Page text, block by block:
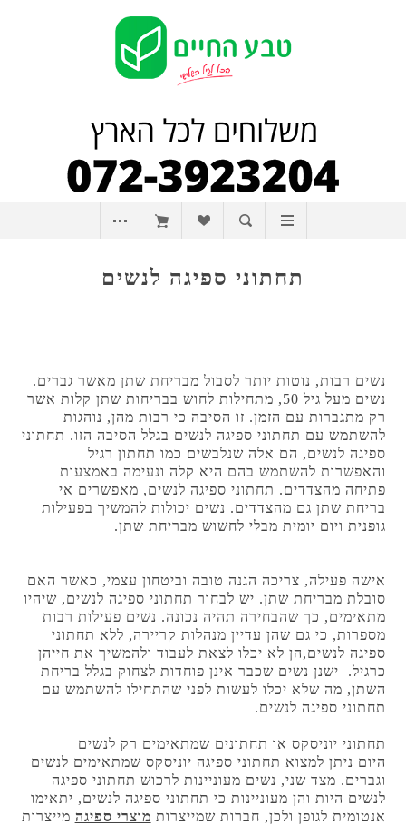
תחתוני ספיגה לנשים
נשים רבות, נוטות יותר לסבול מבריחת שתן מאשר גברים.
נשים מעל גיל 50, מתחילות לחוש בבריחות שתן קלות אשר
רק מתגברות עם הזמן. זו הסיבה כי רבות מהן, נוהגות
להשתמש עם תחתוני ספיגה לנשים בגלל הסיבה הזו. תחתוני
ספיגה לנשים, הם אלה שנלבשים כמו תחתון רגיל
והאפשרות להשתמש בהם היא קלה ונעימה באמצעות
פתיחה מהצדדים. תחתוני ספיגה לנשים, מאפשרים אי
בריחת שתן גם מהצדדים. נשים יכולות להמשיך בפעילות
גופנית ויום יומית מבלי לחשוש מבריחת שתן.
אישה פעילה, צריכה הגנה טובה וביטחון עצמי, כאשר האם
סובלת מבריחת שתן. יש לבחור תחתוני ספיגה לנשים, שיהיו
מתאימים, כך שהבחירה תהיה נכונה. נשים פעילות רבות
מספרות, כי גם שהן עדיין מנהלות קריירה, ללא תחתוני
ספיגה לנשים,הן לא יכלו לצאת לעבוד ולהמשיך את חייהן
כרגיל. ישנן נשים שכבר אינן פוחדות לצחוק בגלל בריחת
השתן, מה שלא יכלו לעשות לפני שהתחילו להשתמש עם
תחתוני ספיגה לנשים.
תחתוני יוניסקס או תחתונים שמתאימים רק לנשים
היום ניתן למצוא תחתוני ספיגה יוניסקס שמתאימים לנשים
וגברים. מצד שני, נשים מעוניינות לרכוש תחתוני ספיגה
לנשים היות והן מעוניינות כי תחתוני ספיגה לנשים, יתאימו
אנטומית לגופן ולכן, חברות שמייצרות מוצרי ספיגה מייצרות